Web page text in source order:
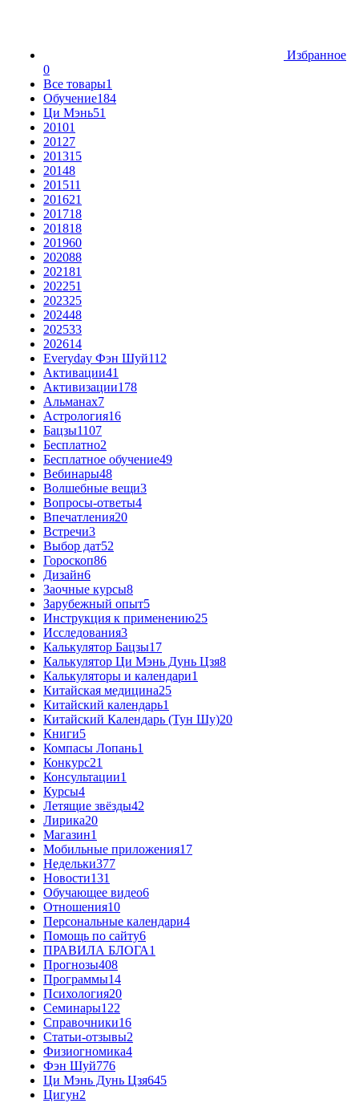
Избранное
0
Все товары1
Обучение184
Ци Мэнь51
20101
20127
201315
20148
201511
201621
201718
201818
201960
202088
202181
202251
202325
202448
202533
202614
Everyday Фэн Шуй112
Активации41
Активизации178
Альманах7
Астрология16
Бацзы1107
Бесплатно2
Бесплатное обучение49
Вебинары48
Волшебные вещи3
Вопросы-ответы4
Впечатления20
Встречи3
Выбор дат52
Гороскоп86
Дизайн6
Заочные курсы8
Зарубежный опыт5
Инструкция к применению25
Исследования3
Калькулятор Бацзы17
Калькулятор Ци Мэнь Дунь Цзя8
Калькуляторы и календари1
Китайская медицина25
Китайский календарь1
Китайский Календарь (Тун Шу)20
Книги5
Компасы Лопань1
Конкурс21
Консультации1
Курсы4
Летящие звёзды42
Лирика20
Магазин1
Мобильные приложения17
Недельки377
Новости131
Обучающее видео6
Отношения10
Персональные календари4
Помощь по сайту6
ПРАВИЛА БЛОГА1
Прогнозы408
Программы14
Психология20
Семинары122
Справочники16
Статьи-отзывы2
Физиогномика4
Фэн Шуй776
Ци Мэнь Дунь Цзя645
Цигун2